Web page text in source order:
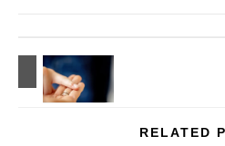
RELATED